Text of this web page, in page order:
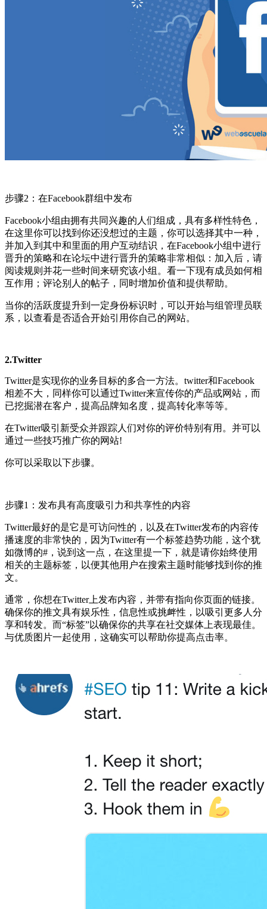
步骤2：在Facebook群组中发布
Facebook小组由拥有共同兴趣的人们组成，具有多样性特色，
在这里你可以找到你还没想过的主题，你可以选择其中一种，
并加入到其中和里面的用户互动结识，在Facebook小组中进行
晋升的策略和在论坛中进行晋升的策略非常相似：加入后，请
阅读规则并花一些时间来研究该小组。看一下现有成员如何相
互作用；评论别人的帖子，同时增加价值和提供帮助。
当你的活跃度提升到一定身份标识时，可以开始与组管理员联
系，以查看是否适合开始引用你自己的网站。
2.Twitter
Twitter是实现你的业务目标的多合一方法。twitter和Facebook
相差不大，同样你可以通过Twitter来宣传你的产品或网站，而
已挖掘潜在客户，提高品牌知名度，提高转化率等等。
在Twitter吸引新受众并跟踪人们对你的评价特别有用。并可以
通过一些技巧推广你的网站!
你可以采取以下步骤。
步骤1：发布具有高度吸引力和共享性的内容
Twitter最好的是它是可访问性的，以及在Twitter发布的内容传
播速度的非常快的，因为Twitter有一个标签趋势功能，这个犹
如微博的#，说到这一点，在这里提一下，就是请你始终使用
相关的主题标签，以便其他用户在搜索主题时能够找到你的推
文。
通常，你想在Twitter上发布内容，并带有指向你页面的链接。
确保你的推文具有娱乐性，信息性或挑衅性，以吸引更多人分
享和转发。而“标签”以确保你的共享在社交媒体上表现最佳。
与优质图片一起使用，这确实可以帮助你提高点击率。